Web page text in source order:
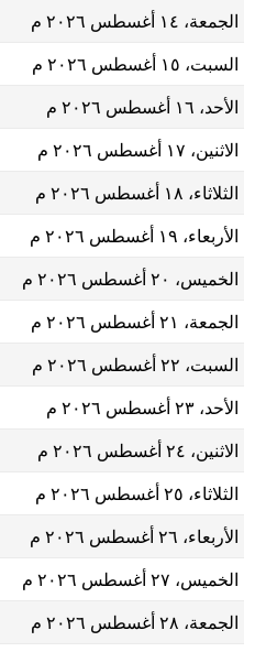
الجمعة، ١٤ أغسطس ٢٠٢٦ م
السبت، ١٥ أغسطس ٢٠٢٦ م
الأحد، ١٦ أغسطس ٢٠٢٦ م
الاثنين، ١٧ أغسطس ٢٠٢٦ م
الثلاثاء، ١٨ أغسطس ٢٠٢٦ م
الأربعاء، ١٩ أغسطس ٢٠٢٦ م
الخميس، ٢٠ أغسطس ٢٠٢٦ م
الجمعة، ٢١ أغسطس ٢٠٢٦ م
السبت، ٢٢ أغسطس ٢٠٢٦ م
الأحد، ٢٣ أغسطس ٢٠٢٦ م
الاثنين، ٢٤ أغسطس ٢٠٢٦ م
الثلاثاء، ٢٥ أغسطس ٢٠٢٦ م
الأربعاء، ٢٦ أغسطس ٢٠٢٦ م
الخميس، ٢٧ أغسطس ٢٠٢٦ م
الجمعة، ٢٨ أغسطس ٢٠٢٦ م